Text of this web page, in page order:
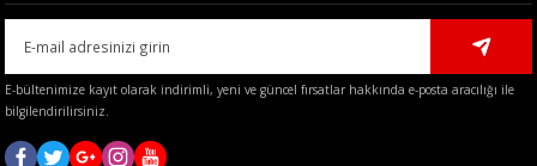
E-bültenimize kayıt olarak indirimli, yeni ve güncel fırsatlar hakkında e-posta aracılığı ile
bilgilendirilirsiniz.